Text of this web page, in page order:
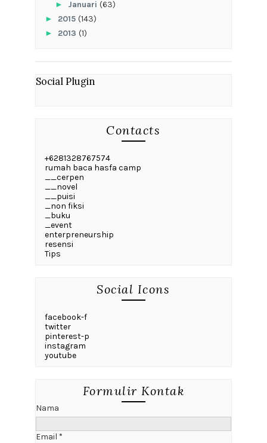
► Januari (63)
► 2015 (143)
► 2013 (1)
Social Plugin
Contacts
+6281328767574
rumah baca hasfa camp
__cerpen
__novel
__puisi
_non fiksi
_buku
_event
enterpreneurship
resensi
Tips
Social Icons
facebook-f
twitter
pinterest-p
instagram
youtube
Formulir Kontak
Nama
Email *